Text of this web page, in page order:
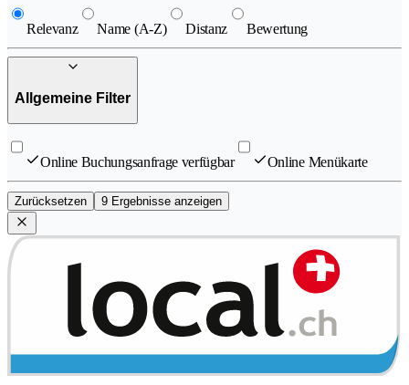
Relevanz Name (A-Z) Distanz Bewertung
Allgemeine Filter
Online Buchungsanfrage verfügbar Online Menükarte
Zurücksetzen 9 Ergebnisse anzeigen